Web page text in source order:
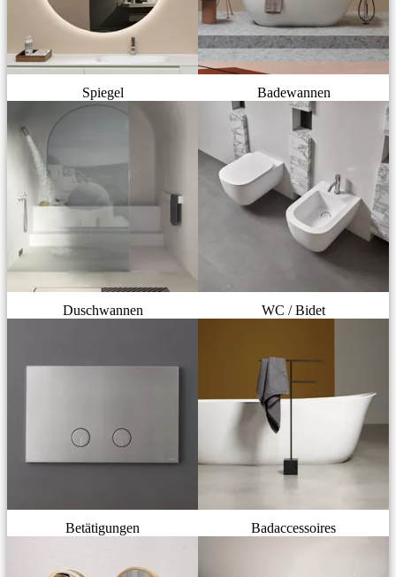
Spiegel Badewannen
Duschwannen WC / Bidet
Betätigungen Badaccessoires